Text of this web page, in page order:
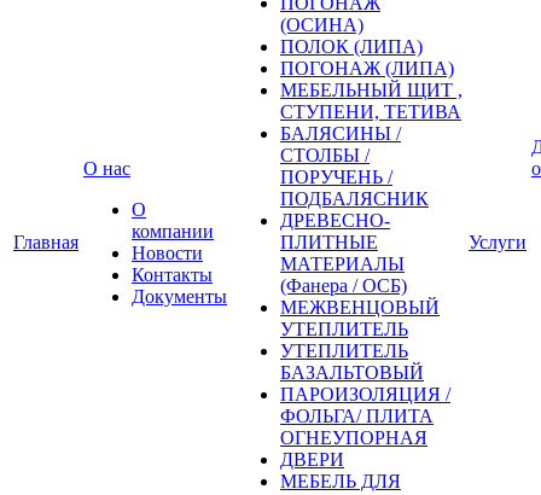
Главная
О нас
О
компании
Новости
Контакты
Документы
(ОСИНА)
ПОЛОК (ЛИПА)
ПОГОНАЖ (ЛИПА)
МЕБЕЛЬНЫЙ ЩИТ ,
СТУПЕНИ, ТЕТИВА
БАЛЯСИНЫ /
СТОЛБЫ /
ПОРУЧЕНЬ /
ПОДБАЛЯСНИК
ДРЕВЕСНО-
ПЛИТНЫЕ
МАТЕРИАЛЫ
(Фанера / ОСБ)
МЕЖВЕНЦОВЫЙ
УТЕПЛИТЕЛЬ
УТЕПЛИТЕЛЬ
БАЗАЛЬТОВЫЙ
ПАРОИЗОЛЯЦИЯ /
ФОЛЬГА/ ПЛИТА
ОГНЕУПОРНАЯ
ДВЕРИ
МЕБЕЛЬ ДЛЯ
Услуги